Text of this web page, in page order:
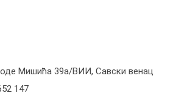
Мишића 39а/ВИИ, Савски венац
147